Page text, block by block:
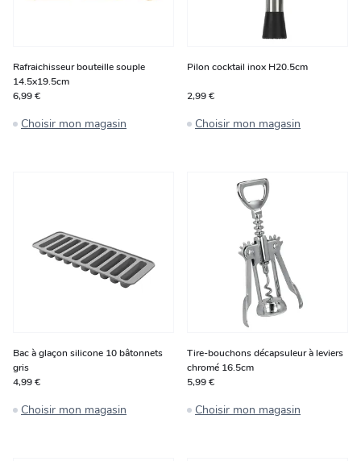
Rafraichisseur bouteille souple
14.5x19.5cm
6,99 €
Choisir mon magasin
Pilon cocktail inox H20.5cm
2,99 €
Choisir mon magasin
Bac à glaçon silicone 10 bâtonnets
gris
4,99 €
Choisir mon magasin
Tire-bouchons décapsuleur à leviers
chromé 16.5cm
5,99 €
Choisir mon magasin